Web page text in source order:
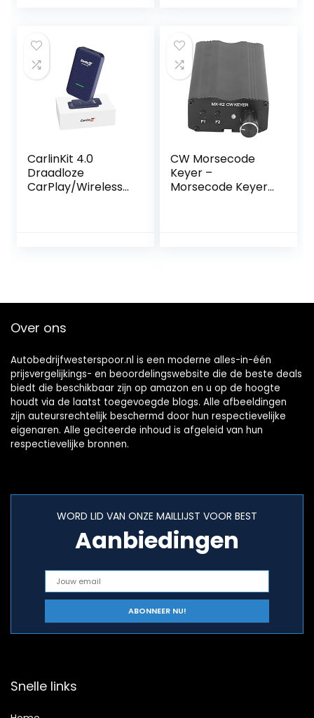
CarlinKit 4.0
Draadloze
CarPlay/Wireless
Compatibel met
s/VW/KIA/Hyundai
CW Morsecode
Keyer –
Morsecode Keyer
Over ons
Autobedrijfwesterspoor.nl is een moderne alles-in-één
prijsvergelijkings- en beoordelingswebsite die de beste deals
biedt die beschikbaar zijn op amazon en u op de hoogte
houdt via de laatst toegevoegde blogs. Alle afbeeldingen
zijn auteursrechtelijk beschermd door hun respectievelijke
eigenaren. Alle geciteerde inhoud is afgeleid van hun
respectievelijke bronnen.
WORD LID VAN ONZE MAILLIJST VOOR BEST
Aanbiedingen
Snelle links